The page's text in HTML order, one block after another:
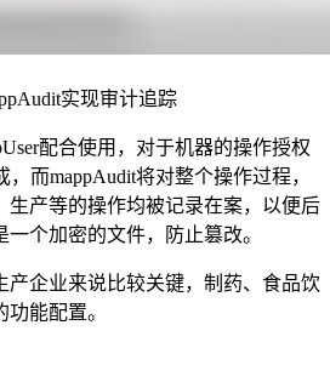
实现审计追踪
配合使用，对于机器的操作授权
，而mappAudit将对整个操作过程，
生产等的操作均被记录在案，以便后
个加密的文件，防止篡改。
产企业来说比较关键，制药、食品饮
能配置。